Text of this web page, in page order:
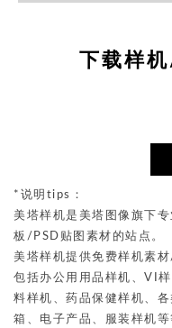
下载样
*说明tips：
美塔样机是美塔图像旗下
板/PSD贴图素材的站点。
美塔样机提供免费样机素
包括办公用用品样机、VI
料样机、药品保健样机、
箱、电子产品、服装样机